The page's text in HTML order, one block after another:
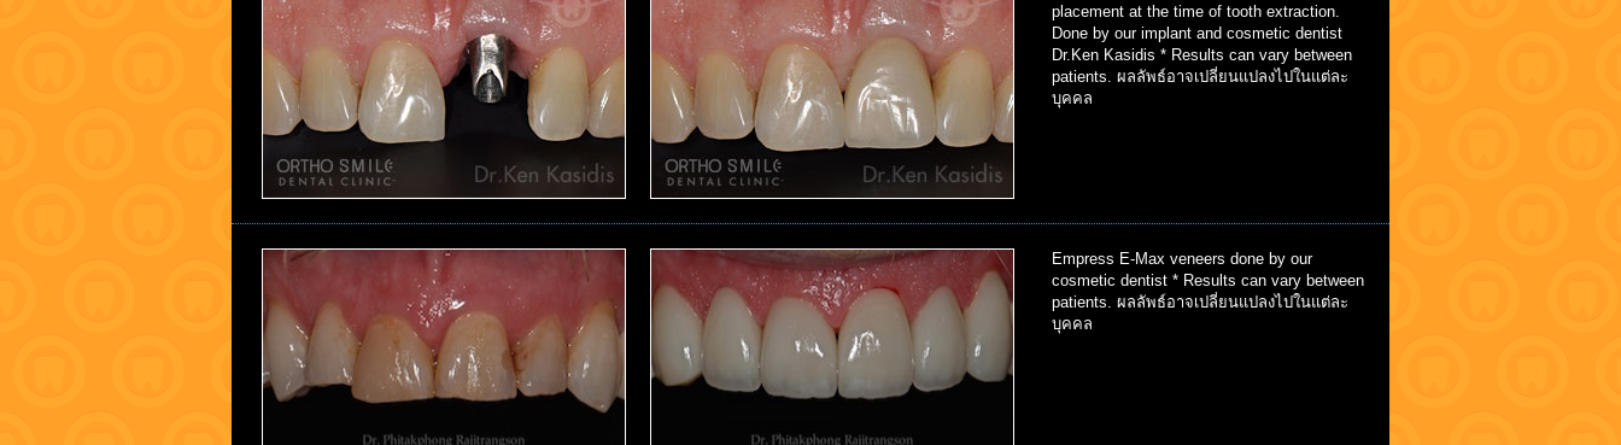
placement at the time of tooth extraction.
Done by our implant and cosmetic dentist
Dr.Ken Kasidis * Results can vary between
patients. ผลลัพธ์อาจเปลี่ยนแปลงไปในแต่ละ
บุคคล
Empress E-Max veneers done by our
cosmetic dentist * Results can vary between
patients. ผลลัพธ์อาจเปลี่ยนแปลงไปในแต่ละ
บุคคล